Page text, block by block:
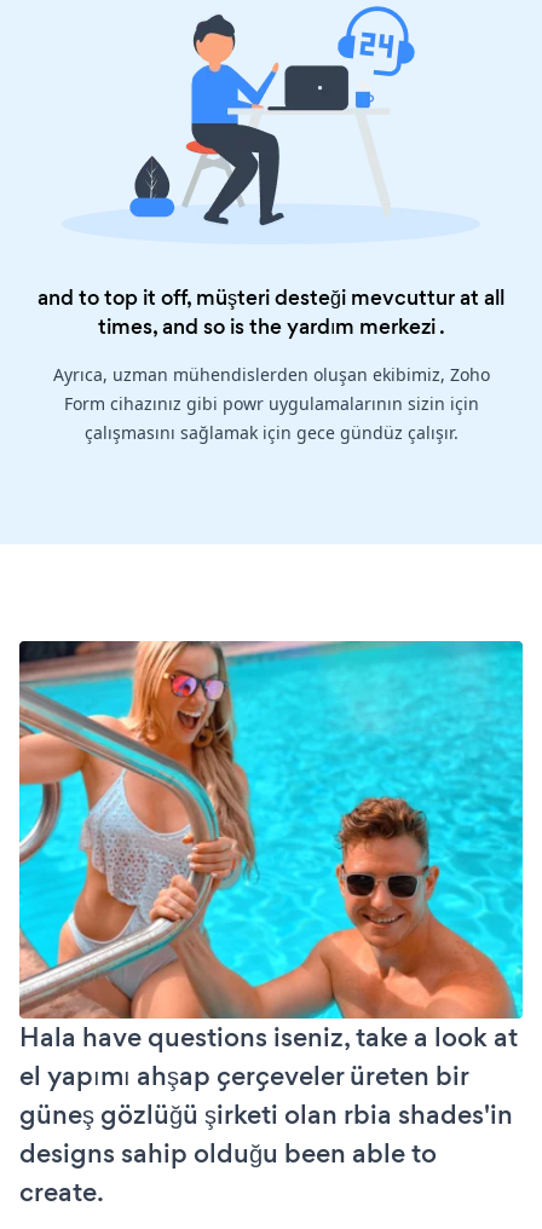
and to top it off, müşteri desteği mevcuttur at all
times, and so is theyardım merkezi.
Ayrıca, uzman mühendislerden oluşan ekibimiz, Zoho
Form cihazınız gibi powr uygulamalarının sizin için
çalışmasını sağlamak için gece gündüz çalışır.
Hala have questions iseniz, take a look at
el yapımı ahşap çerçeveler üreten bir
güneş gözlüğü şirketi olan rbia shades'in
designs sahip olduğu been able to
create.